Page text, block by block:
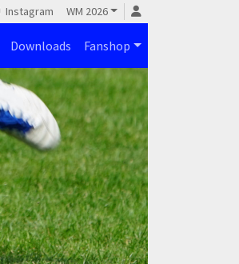
Instagram WM 2026
Downloads Fanshop